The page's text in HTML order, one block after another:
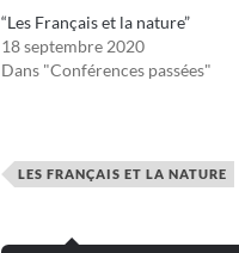
“Les Français et la nature”
18 septembre 2020
Dans "Conférences passées"
LES FRANÇAIS ET LA NATURE